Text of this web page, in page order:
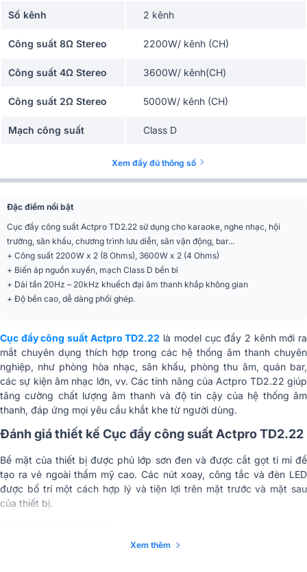
Số kênh 2 kênh
Công suất 8Ω Stereo 2200W/ kênh (CH)
Công suất 4Ω Stereo 3600W/ kênh(CH)
Công suất 2Ω Stereo 5000W/ kênh (CH)
Mạch công suất Class D
Nguồn xuyến
Tần số đáp tuyến 20Hz - 20kHz
Tổng méo hài (THD) 0,02%
Tỉ lệ S/N
Nguồn điện 200-240V
Ứng dụng mở rộng
Karaoke, Sân khấu, Hội trường, Sự
kiện
Màu sắc
Đen
Chất liệu Vỏ kim loại
Xem đầy đủ thông số
Đặc điểm nổi bật
Cục đẩy công suất Actpro TD2.22 sử dụng cho karaoke, nghe nhạc, hội
trường, sân khấu, chương trình lưu diễn, sân vận động, bar...
+ Công suất 2200W x 2 (8 Ohms), 3600W x 2 (4 Ohms)
+ Biến áp nguồn xuyến, mạch Class D bền bỉ
+ Dải tần 20Hz – 20kHz khuếch đại âm thanh khắp không gian
+ Độ bền cao, dễ dàng phối ghép.
Cục đẩy công suất Actpro TD2.22 là model cục đẩy 2 kênh mới ra
mắt chuyên dụng thích hợp trong các hệ thống âm thanh chuyên
nghiệp, như phòng hòa nhạc, sân khấu, phòng thu âm, quán bar,
các sự kiện âm nhạc lớn, vv. Các tính năng của Actpro TD2.22 giúp
tăng cường chất lượng âm thanh và độ tin cậy của hệ thống âm
thanh, đáp ứng mọi yêu cầu khắt khe từ người dùng.
Đánh giá thiết kế Cục đẩy công suất Actpro TD2.22
Bề mặt của thiết bị được phủ lớp sơn đen và được cắt gọt tỉ mỉ để
tạo ra vẻ ngoài thẩm mỹ cao. Các nút xoay, công tắc và đèn LED
được bố trí một cách hợp lý và tiện lợi trên mặt trước và mặt sau
của thiết bị.
Xem thêm